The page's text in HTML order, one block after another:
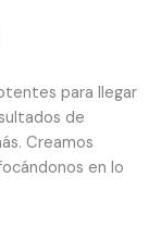
para llegar
de
Creamos
en lo